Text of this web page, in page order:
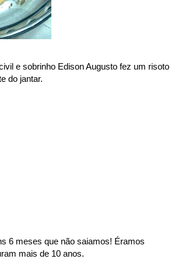
e sobrinho Edison Augusto fez um risoto
do jantar.
6 meses que não saiamos! Éramos
mais de 10 anos.